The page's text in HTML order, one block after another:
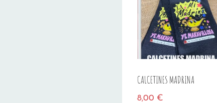
CALCETINES MADRINA
8,00 €